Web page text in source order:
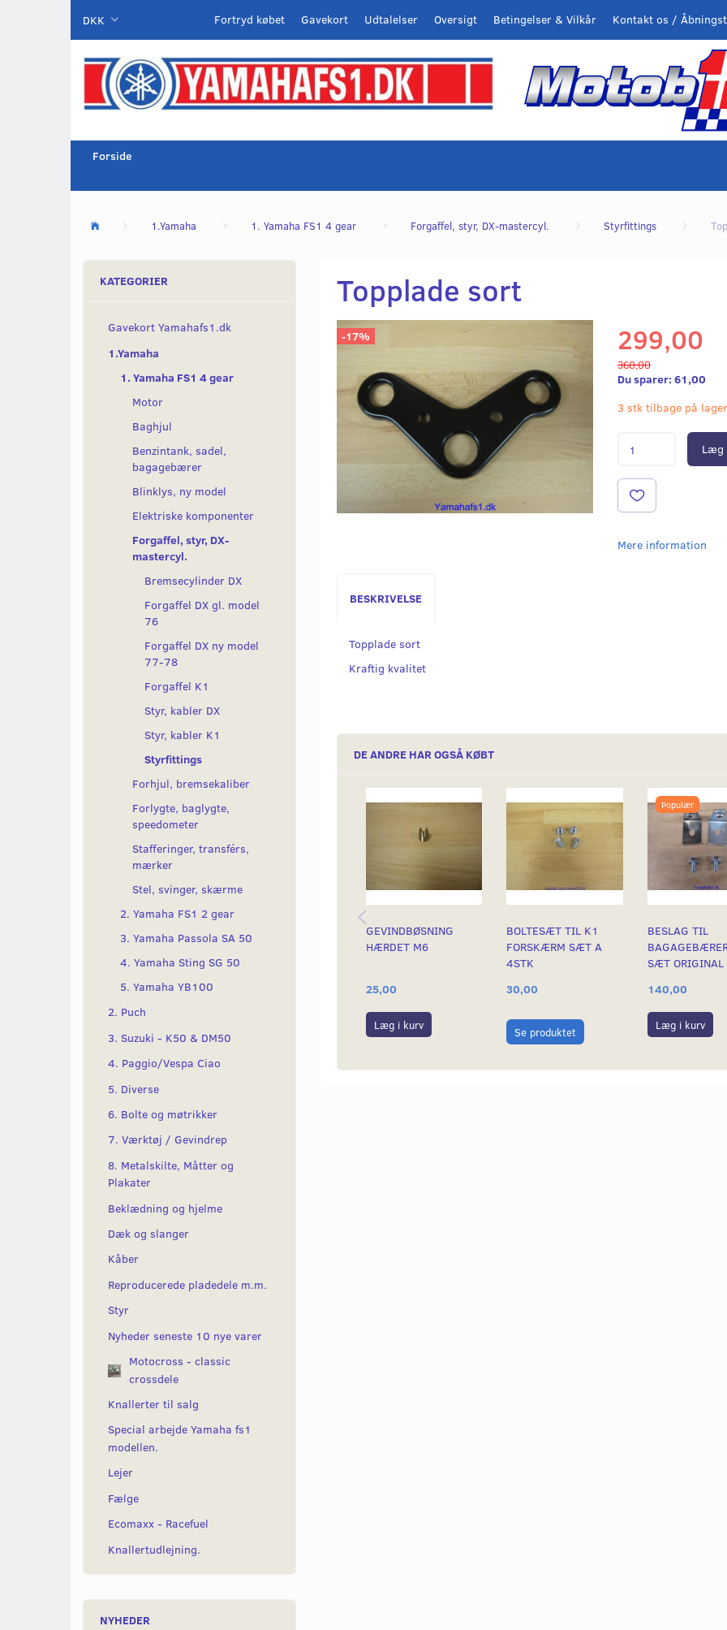
DKK Kontakt os /
Betingelser & Vilkår
Oversigt
Udtalelser
Gavekort
Fortryd købet
Forside
1.Yamaha 1. Yamaha FS1 4 gear Forgaffel, styr, DX-mastercyl. Styrfittings
KATEGORIER
Gavekort Yamahafs1.dk
1.Yamaha
1. Yamaha FS1 4 gear
Motor
Baghjul
Benzintank, sadel,
bagagebærer
Blinklys, ny model
Elektriske komponenter
Forgaffel, styr, DX-
mastercyl.
Bremsecylinder DX
Forgaffel DX gl. model
76
Forgaffel DX ny model
77-78
Forgaffel K1
Styr, kabler DX
Styr, kabler K1
Styrfittings
Forhjul, bremsekaliber
Forlygte, baglygte,
speedometer
Stafferinger, transférs,
mærker
Stel, svinger, skærme
2. Yamaha FS1 2 gear
3. Yamaha Passola SA 50
4. Yamaha Sting SG 50
5. Yamaha YB100
2. Puch
3. Suzuki - K50 & DM50
4. Paggio/Vespa Ciao
5. Diverse
6. Bolte og møtrikker
7. Værktøj / Gevindrep
8. Metalskilte, Måtter og
Plakater
Beklædning og hjelme
Dæk og slanger
Kåber
Reproducerede pladedele m.m.
Styr
Nyheder seneste 10 nye varer
Motocross - classic
crossdele
Knallerter til salg
Special arbejde Yamaha fs1
modellen.
Lejer
Fælge
Ecomaxx - Racefuel
Knallertudlejning.
NYHEDER
Topplade sort
-17% 299,00
360,00
Du sparer: 61,00
3 stk tilbage på lager
Læg
Mere information
BESKRIVELSE
Topplade sort
Kraftig kvalitet
DE ANDRE HAR OGSÅ KØBT
GEVINDBØSNING
HÆRDET M6
25,00
Læg i kurv
BOLTESÆT TIL K1
FORSKÆRM SÆT A
4STK
30,00
Se produktet
Populær
BESLAG TIL
SÆT ORIGINAL
140,00
Læg i kurv